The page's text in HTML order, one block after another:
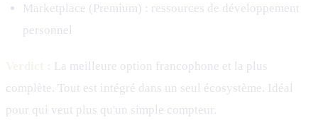
Marketplace (Premium) : ressources de développement
personnel
La meilleure option francophone et la plus
complète. Tout est intégré dans un seul écosystème. Idéal
pour qui veut plus qu'un simple compteur.